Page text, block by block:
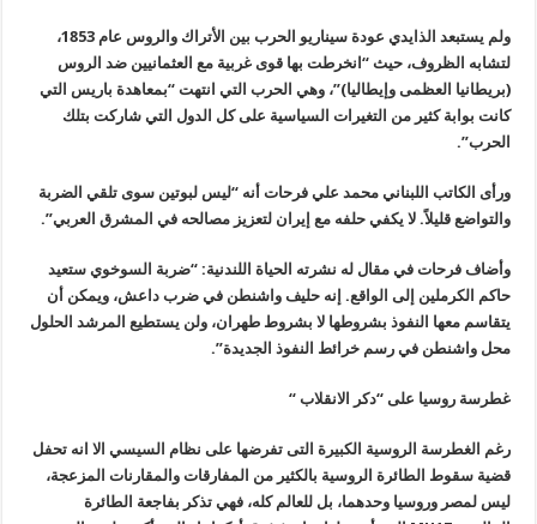
ولم يستبعد الذايدي عودة سيناريو الحرب بين الأتراك والروس عام 1853،
لتشابه الظروف، حيث “انخرطت بها قوى غربية مع العثمانيين ضد الروس
(بريطانيا العظمى وإيطاليا)”، وهي الحرب التي انتهت “بمعاهدة باريس التي
كانت بوابة كثير من التغيرات السياسية على كل الدول التي شاركت بتلك
الحرب”.
ورأى الكاتب اللبناني محمد علي فرحات أنه “ليس لبوتين سوى تلقي الضربة
والتواضع قليلاً. لا يكفي حلفه مع إيران لتعزيز مصالحه في المشرق العربي”.
وأضاف فرحات في مقال له نشرته الحياة اللندنية: “ضربة السوخوي ستعيد
حاكم الكرملين إلى الواقع. إنه حليف واشنطن في ضرب داعش، ويمكن أن
يتقاسم معها النفوذ بشروطها لا بشروط طهران، ولن يستطيع المرشد الحلول
محل واشنطن في رسم خرائط النفوذ الجديدة”.
غطرسة روسيا على “دكر الانقلاب “
رغم الغطرسة الروسية الكبيرة التى تفرضها على نظام السيسي الا انه تحفل
قضية سقوط الطائرة الروسية بالكثير من المفارقات والمقارنات المزعجة،
ليس لمصر وروسيا وحدهما، بل للعالم كله، فهي تذكر بفاجعة الطائرة